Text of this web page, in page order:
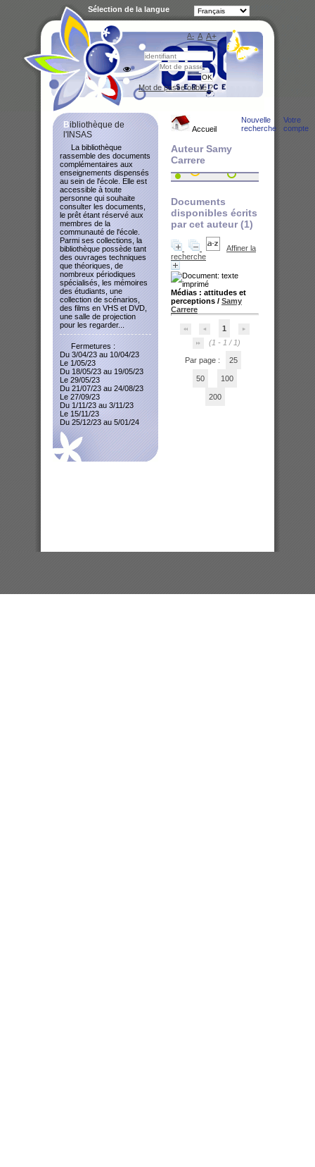
Accueil
Nouvelle
recherche
Votre
compte
Auteur Samy
Carrere
Documents
disponibles écrits
par cet auteur (1)
Affiner la
recherche
Médias : attitudes et
perceptions / Samy
Carrere
1
(1 - 1 / 1)
Par page : 25
50 100
200
Bibliothèque de
l'INSAS
La bibliothèque
rassemble des documents
complémentaires aux
enseignements dispensés
au sein de l'école. Elle est
accessible à toute
personne qui souhaite
consulter les documents,
le prêt étant réservé aux
membres de la
communauté de l'école.
Parmi ses collections, la
bibliothèque possède tant
des ouvrages techniques
que théoriques, de
nombreux périodiques
spécialisés, les mémoires
des étudiants, une
collection de scénarios,
des films en VHS et DVD,
une salle de projection
pour les regarder...
Fermetures :
Du 3/04/23 au 10/04/23
Le 1/05/23
Du 18/05/23 au 19/05/23
Le 29/05/23
Du 21/07/23 au 24/08/23
Le 27/09/23
Du 1/11/23 au 3/11/23
Le 15/11/23
Du 25/12/23 au 5/01/24
A- A A+
Sélection de la langue
Mot de passe oublié ?